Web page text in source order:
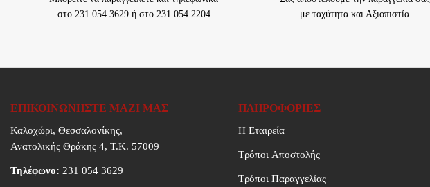
στο 231 054 3629 ή στο 231 054 2204
με ταχύτητα και Αξιοπιστία
ΕΠΙΚΟΙΝΩΝΉΣΤΕ ΜΑΖΊ ΜΑΣ
Καλοχώρι, Θεσσαλονίκης,
Ανατολικής Θράκης 4, Τ.Κ. 57009
Τηλέφωνο: 231 054 3629
ΠΛΗΡΟΦΟΡΊΕΣ
Η Εταιρεία
Τρόποι Aποστολής
Τρόποι Παραγγελίας